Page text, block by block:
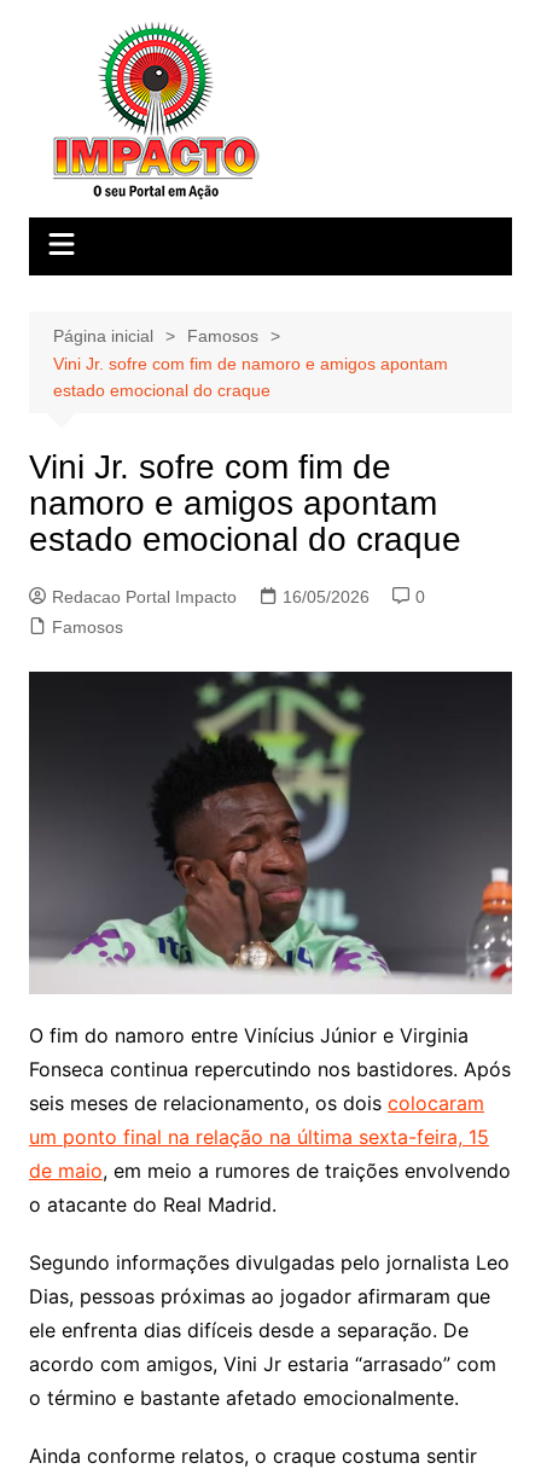
Página inicial
Famosos
Vini Jr. sofre com fim de namoro e amigos apontam
estado emocional do craque
Vini Jr. sofre com fim de
namoro e amigos apontam
estado emocional do craque
Redacao Portal Impacto 16/05/2026
0
Famosos
O fim do namoro entre Vinícius Júnior e Virginia
Fonseca continua repercutindo nos bastidores. Após
seis meses de relacionamento, os dois colocaram
um ponto final na relação na última sexta-feira, 15
de maio, em meio a rumores de traições envolvendo
o atacante do Real Madrid.
Segundo informações divulgadas pelo jornalista Leo
Dias, pessoas próximas ao jogador afirmaram que
ele enfrenta dias difíceis desde a separação. De
acordo com amigos, Vini Jr estaria “arrasado” com
o término e bastante afetado emocionalmente.
Ainda conforme relatos, o craque costuma sentir